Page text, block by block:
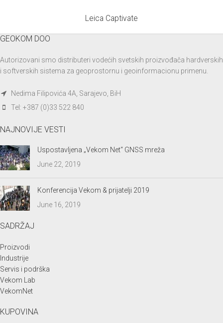
Leica Captivate
GEOKOM DOO
Autorizovani smo distributeri vodećih svetskih proizvođača hardverskih
i softverskih sistema za geoprostornu i geoinformacionu primenu.
Nedima Filipovića 4A, Sarajevo, BiH
Tel: +387 (0)33 522 840
NAJNOVIJE VESTI
Uspostavljena „Vekom Net“ GNSS mreža
June 22, 2019
Konferencija Vekom & prijatelji 2019
June 16, 2019
SADRŽAJ
Proizvodi
Industrije
Servis i podrška
Vekom Lab
VekomNet
KUPOVINA